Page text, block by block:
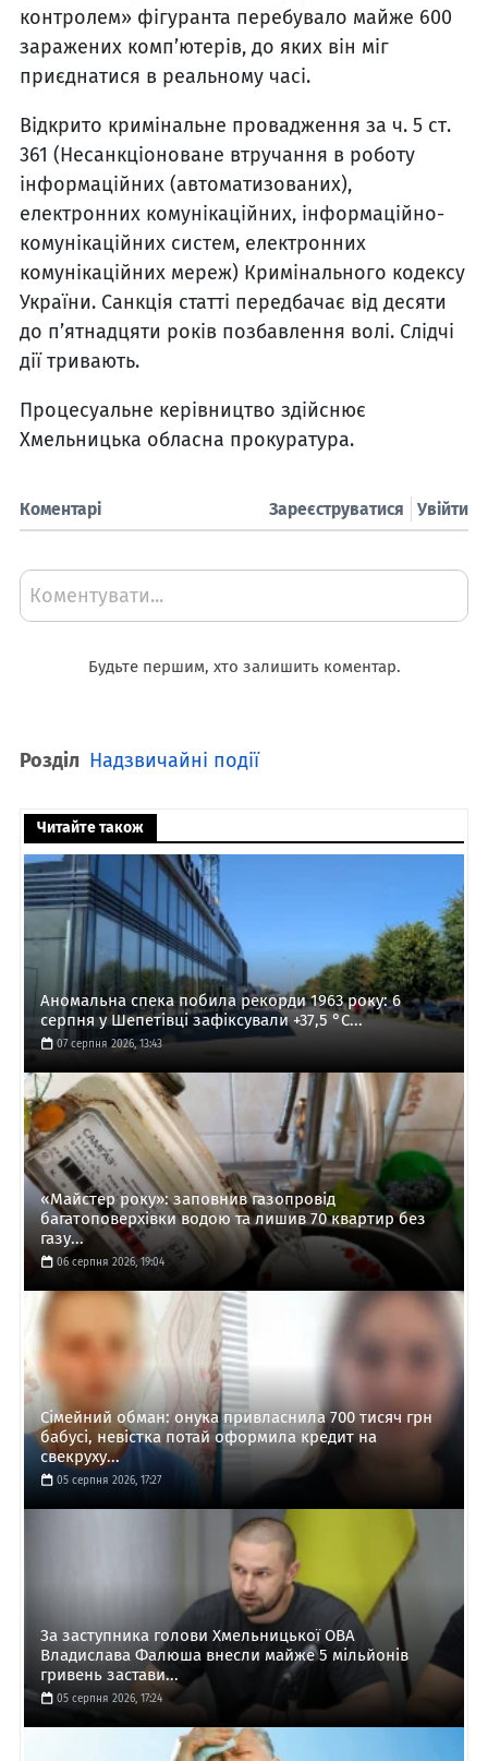
контролем» фігуранта перебувало майже 600
заражених комп’ютерів, до яких він міг
приєднатися в реальному часі.
Відкрито кримінальне провадження за ч. 5 ст.
361 (Несанкціоноване втручання в роботу
інформаційних (автоматизованих),
електронних комунікаційних, інформаційно-
комунікаційних систем, електронних
комунікаційних мереж) Кримінального кодексу
України. Санкція статті передбачає від десяти
до п’ятнадцяти років позбавлення волі. Слідчі
дії тривають.
Процесуальне керівництво здійснює
Хмельницька обласна прокуратура.
Коментарі Увійти
Зареєструватися
Коментувати...
Будьте першим, хто залишить коментар.
Розділ Надзвичайні події
Читайте також
Аномальна спека побила рекорди 1963 року: 6
серпня у Шепетівці зафіксували +37,5 °C...
07 серпня 2026, 13:43
«Майстер року»: заповнив газопровід
багатоповерхівки водою та лишив 70 квартир без
газу...
06 серпня 2026, 19:04
Сімейний обман: онука привласнила 700 тисяч грн
бабусі, невістка потай оформила кредит на
свекруху...
05 серпня 2026, 17:27
За заступника голови Хмельницької ОВА
Владислава Фалюша внесли майже 5 мільйонів
гривень застави...
05 серпня 2026, 17:24